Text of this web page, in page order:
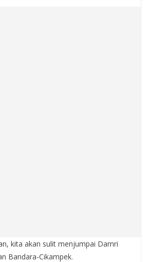
kita akan sulit menjumpai Damri
Bandara-Cikampek.